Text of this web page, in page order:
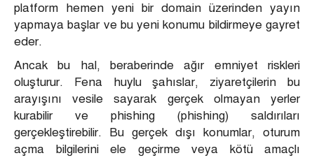
platform hemen yeni bir domain üzerinden yayın
yapmaya başlar ve bu yeni konumu bildirmeye gayret
eder.
Ancak bu hal, beraberinde ağır emniyet riskleri
oluşturur. Fena huylu şahıslar, ziyaretçilerin bu
arayışını vesile sayarak gerçek olmayan yerler
kurabilir ve phishing (phishing) saldırıları
gerçekleştirebilir. Bu gerçek dışı konumlar, oturum
açma bilgilerini ele geçirme veya kötü amaçlı